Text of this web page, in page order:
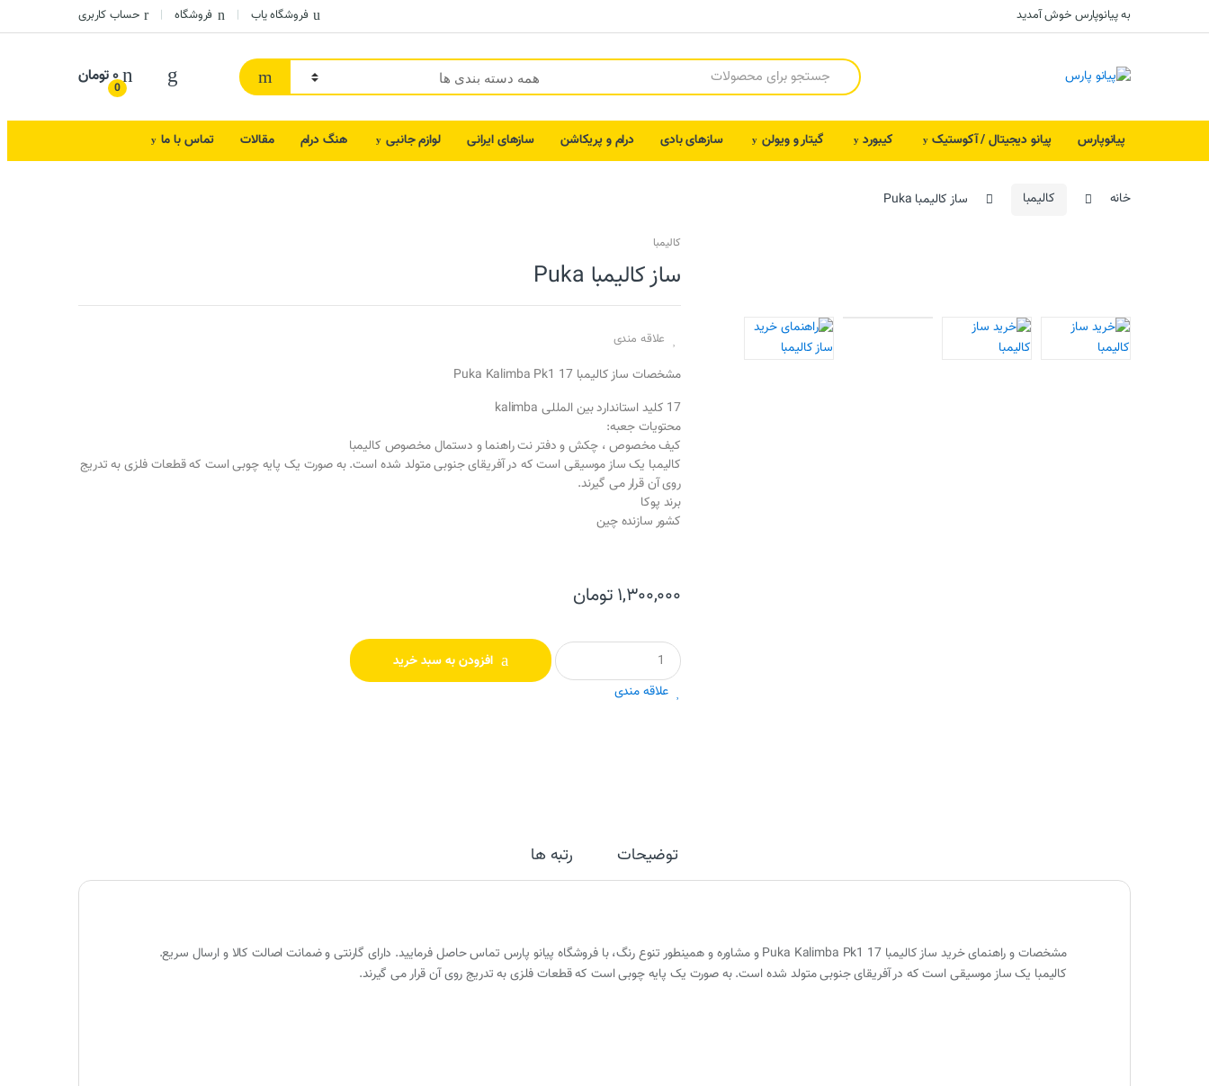
Skip to navigation
Skip to contentبه پیانوپارس خوش آمدید فروشگاه یاب فروشگاه حساب کاربری
S
e
h
f
0
۰تومان
پیانوپارس پیانو دیجیتال / آکوستیک کیبورد گیتار و ویولن سازهای بادی درام و پریکاشن سازهای ایرانی لوازم جانبی هنگ درام مقالات تماس با ما
خانه کالیمبا ساز کالیمبا Puka
کالیمبا
ساز کالیمبا Puka
علاقه مندی
مشخصات ساز کالیمبا Puka Kalimba Pk1 17
17 کلید استاندارد بین المللی kalimba
محتویات جعبه:
کیف مخصوص ، چکش و دفتر نت راهنما و دستمال مخصوص کالیمبا
کالیمبا یک ساز موسیقی است که در آفریقای جنوبی متولد شده است. به صورت یک پایه چوبی است که قطعات فلزی به تدریج
روی آن قرار می گیرند.
برند پوکا
کشور سازنده چین
۱,۳۰۰,۰۰۰تومان
Q
u
a
n
افزودن به سبد خرید
علاقه مندی
توضیحات رتبه ها
مشخصات و راهنمای خرید ساز کالیمبا Puka Kalimba Pk1 17 و مشاوره و همینطور تنوع رنگ، با فروشگاه پیانو پارس تماس حاصل فرمایید. دارای گارنتی و ضمانت اصالت کالا و ارسال سریع.
کالیمبا یک ساز موسیقی است که در آفریقای جنوبی متولد شده است. به صورت یک پایه چوبی است که قطعات فلزی به تدریج روی آن قرار می گیرند.